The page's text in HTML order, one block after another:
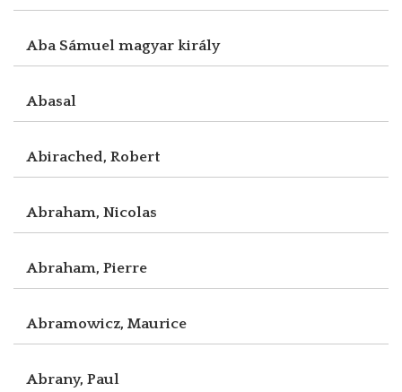
Aba Sámuel magyar király
Abasal
Abirached, Robert
Abraham, Nicolas
Abraham, Pierre
Abramowicz, Maurice
Abrany, Paul